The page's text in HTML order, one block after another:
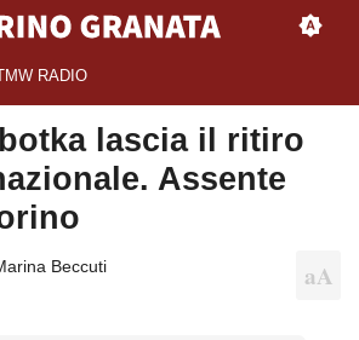
RADIO
lascia il ritiro
Assente
Beccuti